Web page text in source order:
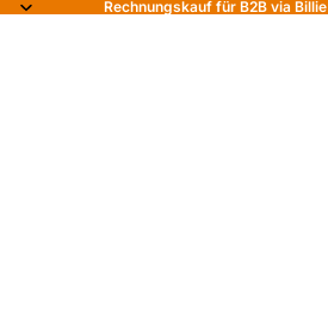
Rechnungskauf für B2B via Billie